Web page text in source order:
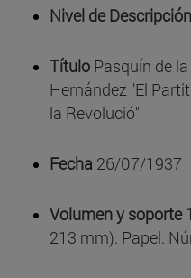
Nivel de Descripción
Título Pasquín de
Hernández "El
la Revolució"
Fecha 26/07/1937
Volumen y soporte
213 mm). Papel.